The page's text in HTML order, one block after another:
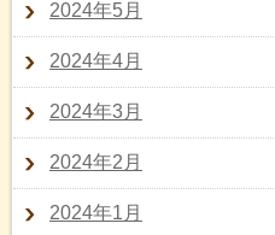
2024年5月
2024年4月
2024年3月
2024年2月
2024年1月